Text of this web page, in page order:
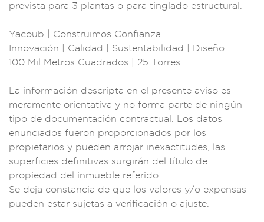
prevista para 3 plantas o para tinglado estructural.
Yacoub | Construimos Confianza
Innovación | Ca lidad | Sustentabilidad | Diseño
100 Mil Metros Cuadrados | 25 Torres
La información descripta en el presente aviso es
meramente orientativa y no forma parte de ningún
tipo de documentación contractua l. Los datos
enunciados fueron proporcionados por los
propietarios y pueden arrojar inexactitudes, las
superficies definitivas surgirán del título de
propiedad del inmueble referido.
Se deja constancia de que los valores y/o expensas
pueden estar sujetas a verificación o ajuste.